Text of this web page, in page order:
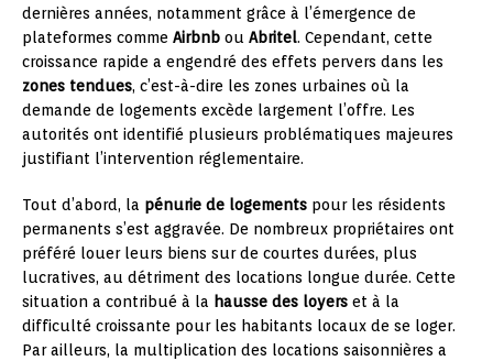
dernières années, notamment grâce à l’émergence de
plateformes comme Airbnb ou Abritel. Cependant, cette
croissance rapide a engendré des effets pervers dans les
zones tendues, c’est-à-dire les zones urbaines où la
demande de logements excède largement l’offre. Les
autorités ont identifié plusieurs problématiques majeures
justifiant l’intervention réglementaire.
Tout d’abord, la pénurie de logements pour les résidents
permanents s’est aggravée. De nombreux propriétaires ont
préféré louer leurs biens sur de courtes durées, plus
lucratives, au détriment des locations longue durée. Cette
situation a contribué à la hausse des loyers et à la
difficulté croissante pour les habitants locaux de se loger.
Par ailleurs, la multiplication des locations saisonnières a